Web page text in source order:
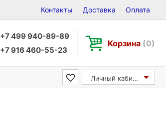
Контакты Доставка Оплата
+7 499 940-89-89
+7 916 460-55-23
Корзина (0)
Личный кабинет